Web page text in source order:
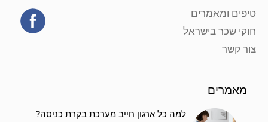
טיפים ומאמרים
חוקי שכר בישראל
צור קשר
מאמרים
למה כל ארגון חייב מערכת בקרת כניסה?